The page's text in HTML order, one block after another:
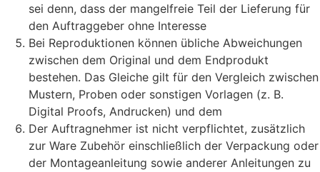
sei denn, dass der mangelfreie Teil der Lieferung für
den Auftraggeber ohne Interesse
Bei Reproduktionen können übliche Abweichungen
zwischen dem Original und dem Endprodukt
bestehen. Das Gleiche gilt für den Vergleich zwischen
Mustern, Proben oder sonstigen Vorlagen (z. B.
Digital Proofs, Andrucken) und dem
Der Auftragnehmer ist nicht verpflichtet, zusätzlich
zur Ware Zubehör einschließlich der Verpackung oder
der Montageanleitung sowie anderer Anleitungen zu